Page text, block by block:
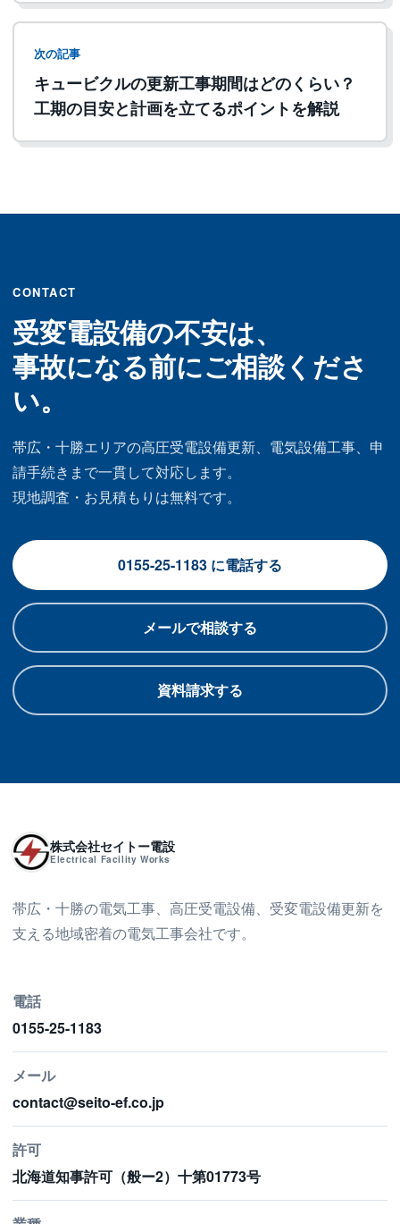
次の記事
キュービクルの更新工事期間はどのくらい？
工期の目安と計画を立てるポイントを解説
CONTACT
受変電設備の不安は、
事故になる前にご相談くださ
い。
帯広・十勝エリアの高圧受電設備更新、電気設備工事、申
請手続きまで一貫して対応します。
現地調査・お見積もりは無料です。
0155-25-1183 に電話する
メールで相談する
資料請求する
株式会社セイトー電設
Electrical Facility Works
帯広・十勝の電気工事、高圧受電設備、受変電設備更新を
支える地域密着の電気工事会社です。
電話
0155-25-1183
メール
contact@seito-ef.co.jp
許可
北海道知事許可（般ー2）十第01773号